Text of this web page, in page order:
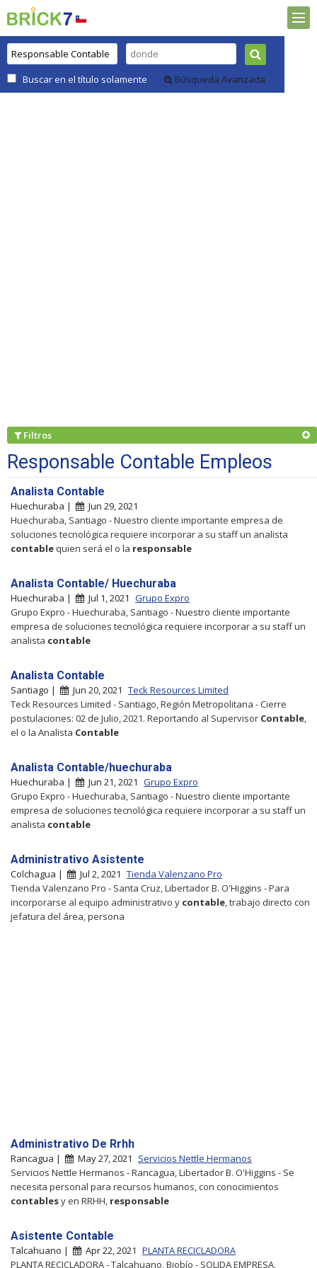
Buscar en el título solamente Búsqueda Avanzada
Filtros
Responsable Contable Empleos
Analista Contable
Huechuraba |
Jun 29, 2021
Huechuraba, Santiago - Nuestro cliente importante empresa de
soluciones tecnológica requiere incorporar a su staff un analista
contablequien será el o la responsable
Analista Contable/ Huechuraba
Huechuraba | Jul 1, 2021 Grupo Expro
Grupo Expro - Huechuraba, Santiago - Nuestro cliente importante
empresa de soluciones tecnológica requiere incorporar a su staff un
analista contable
Analista Contable
Santiago | Jun 20, 2021 Teck Resources Limited
Teck Resources Limited - Santiago, Región Metropolitana - Cierre
postulaciones: 02 de Julio, 2021. Reportando al Supervisor Contable
el o la Analista Contable
Analista Contable/huechuraba
Huechuraba | Jun 21, 2021 Grupo Expro
Grupo Expro - Huechuraba, Santiago - Nuestro cliente importante
empresa de soluciones tecnológica requiere incorporar a su staff un
analista contable
Administrativo Asistente
Colchagua | Jul 2, 2021 Tienda Valenzano Pro
Tienda Valenzano Pro - Santa Cruz, Libertador B. O'Higgins - Para
incorporarse al equipo administrativo y contable , trabajo directo con
jefatura del área, persona
Administrativo De Rrhh
Rancagua | May 27, 2021
Servicios Nettle Hermanos
Servicios Nettle Hermanos - Rancagua, Libertador B. O'Higgins - Se
necesita personal para recursos humanos, con conocimientos
contablesy en RRHH, responsable
Asistente Contable
Talcahuano | Apr 22, 2021 PLANTA RECICLADORA
PLANTA RECICLADORA - Talcahuano, Biobío - SOLIDA EMPRESA,